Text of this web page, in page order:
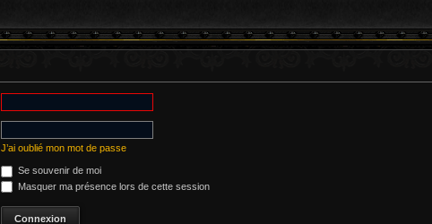
J’ai oublié mon mot de passe
Se souvenir de moi
Masquer ma présence lors de cette session